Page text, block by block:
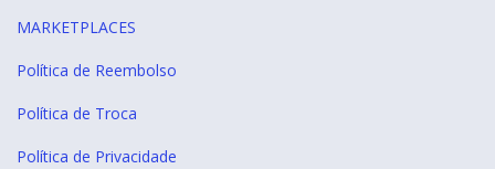
MARKETPLACES
Política de Reembolso
Política de Troca
Política de Privacidade